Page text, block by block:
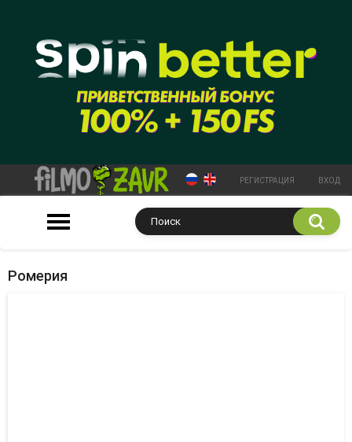
РЕГИСТРАЦИЯ ВХОД
Ромерия